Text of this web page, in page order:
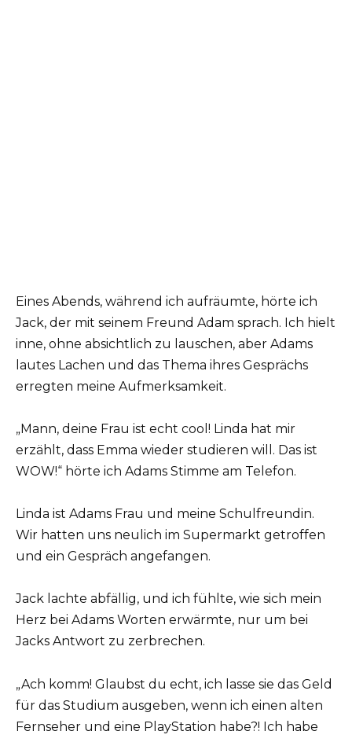
Eines Abends, während ich aufräumte, hörte ich
Jack, der mit seinem Freund Adam sprach. Ich hielt
inne, ohne absichtlich zu lauschen, aber Adams
lautes Lachen und das Thema ihres Gesprächs
erregten meine Aufmerksamkeit.
„Mann, deine Frau ist echt cool! Linda hat mir
erzählt, dass Emma wieder studieren will. Das ist
WOW!“ hörte ich Adams Stimme am Telefon.
Linda ist Adams Frau und meine Schulfreundin.
Wir hatten uns neulich im Supermarkt getroffen
und ein Gespräch angefangen.
Jack lachte abfällig, und ich fühlte, wie sich mein
Herz bei Adams Worten erwärmte, nur um bei
Jacks Antwort zu zerbrechen.
„Ach komm! Glaubst du echt, ich lasse sie das Geld
für das Studium ausgeben, wenn ich einen alten
Fernseher und eine PlayStation habe?! Ich habe